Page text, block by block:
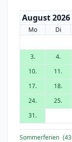
August 2026
Mo Di
3.
4.
10.
11.
17.
18.
24.
25.
31.
Sommerferien (43